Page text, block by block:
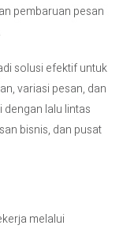
pembaruan pesan
solusi efektif untuk
variasi pesan, dan
dengan lalu lintas
bisnis, dan pusat
melalui